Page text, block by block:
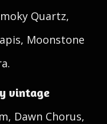
Quartz,
Moonstone
vintage
Dawn Chorus,